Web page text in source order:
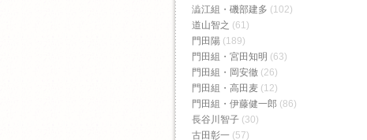
澁江組・磯部建多 (102)
道山智之 (61)
門田陽 (189)
門田組・宮田知明 (63)
門田組・岡安徹 (26)
門田組・高田麦 (12)
門田組・伊藤健一郎 (86)
長谷川智子 (30)
古田彰一 (57)